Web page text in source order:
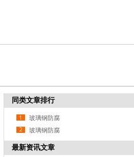
同类文章排行
玻璃钢防腐
玻璃钢防腐
最新资讯文章